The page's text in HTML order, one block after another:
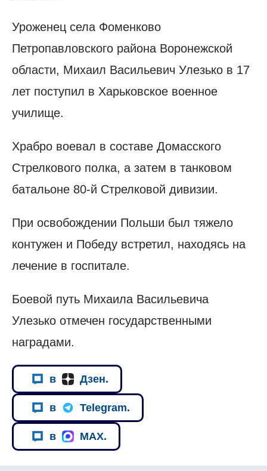
Уроженец села Фоменково
Петропавловского района Воронежской
области, Михаил Васильевич Улезько в 17
лет поступил в Харьковское военное
училище.
Храбро воевал в составе Домасского
Стрелкового полка, а затем в танковом
батальоне 80-й Стрелковой дивизии.
При освобождении Польши был тяжело
контужен и Победу встретил, находясь на
лечение в госпитале.
Боевой путь Михаила Васильевича
Улезько отмечен государственными
наградами.
в Дзен.
в Telegram.
в MAX.